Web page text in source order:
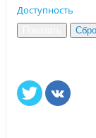
Доступность